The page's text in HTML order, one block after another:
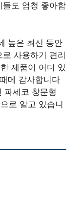
들도 엄청 좋아합
높은 최신 동안
사용하기 편리
제품이 어디 있
메 감사합니다
파세코 창문형
로 알고 있습니